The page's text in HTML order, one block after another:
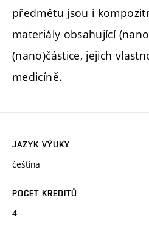
předmětu jsou i
materiály obsahující
(nano)částice, jejich
medicíně.
JAZYK VÝUKY
čeština
POČET KREDITŮ
4